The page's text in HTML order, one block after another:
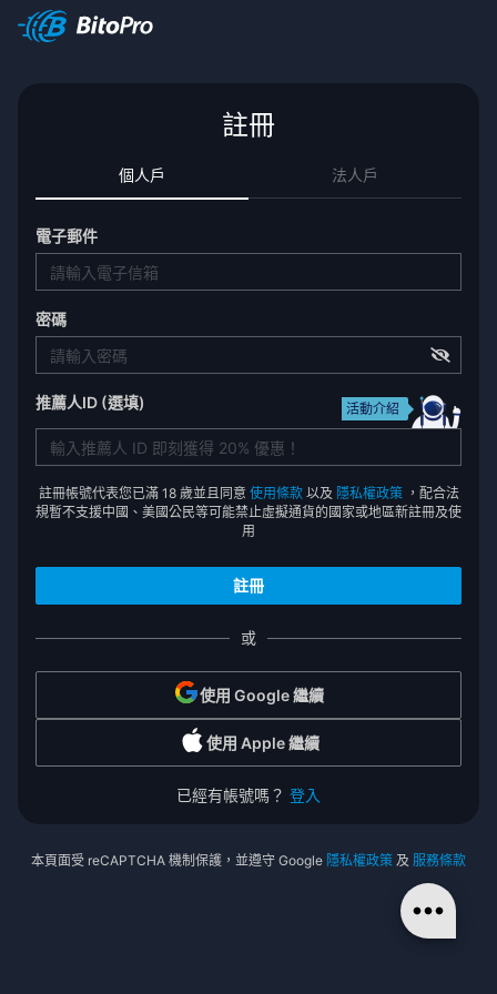
註冊
個人戶 法人戶
電子郵件
密碼
推薦人ID (選填) 活動介紹
註冊帳號代表您已滿 18 歲並且同意使用條款 以及 隱私權政策 ，配合法
規暫不支援中國、美國公民等可能禁止虛擬通貨的國家或地區新註冊及使
用
或
使用 Google 繼續
使用 Apple 繼續
已經有帳號嗎？ 登入
本頁面受 reCAPTCHA 機制保護，並遵守 Google 隱私權政策 及 服務條款